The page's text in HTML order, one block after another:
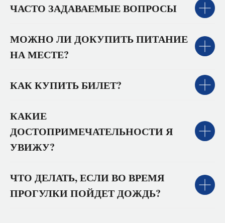
ЧАСТО ЗАДАВАЕМЫЕ ВОПРОСЫ
МОЖНО ЛИ ДОКУПИТЬ ПИТАНИЕ
НА МЕСТЕ?
КАК КУПИТЬ БИЛЕТ?
КАКИЕ
ДОСТОПРИМЕЧАТЕЛЬНОСТИ Я
УВИЖУ?
ЧТО ДЕЛАТЬ, ЕСЛИ ВО ВРЕМЯ
ПРОГУЛКИ ПОЙДЕТ ДОЖДЬ?